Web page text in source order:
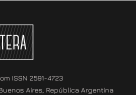
ISSN 2591-4723
Aires, República Argentina